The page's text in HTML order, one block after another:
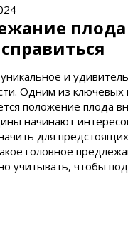
плода
и
Одним из ключевых
положение плода
начинают
для
головное
учитывать, чтобы